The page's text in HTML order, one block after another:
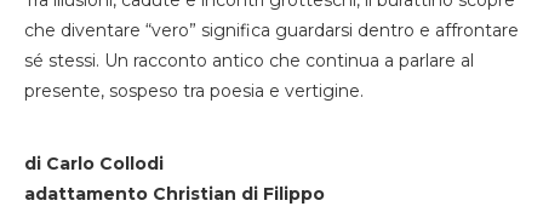
che diventare “vero” significa guardarsi dentro e affrontare
sé stessi. Un racconto antico che continua a parlare al
presente, sospeso tra poesia e vertigine.
di Carlo Collodi
adattamento Christian di Filippo